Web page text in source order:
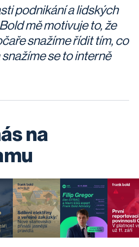
podnikání a lidských
mě motivuje to, že
snažíme řídit tím, co
se to interně
na